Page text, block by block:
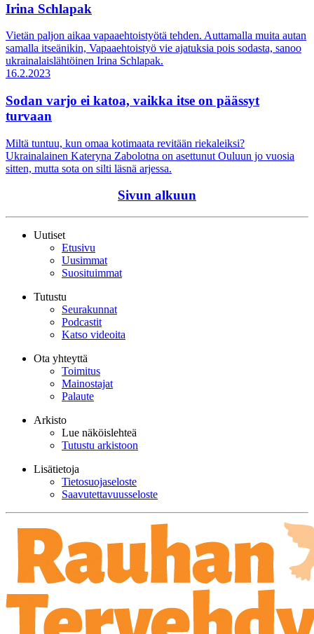
Irina Schlapak
Vietän paljon aikaa vapaaehtoistyötä tehden. Auttamalla muita autan
samalla itseänikin, Vapaaehtoistyö vie ajatuksia pois sodasta, sanoo
ukrainalaislähtöinen Irina Schlapak.
16.2.2023
Sodan varjo ei katoa, vaikka itse on päässyt
turvaan
Miltä tuntuu, kun omaa kotimaata revitään riekaleiksi?
Ukrainalainen Kateryna Zabolotna on asettunut Ouluun jo vuosia
sitten, mutta sota on silti läsnä arjessa.
Sivun alkuun
Uutiset
Etusivu
Uusimmat
Suosituimmat
Tutustu
Seurakunnat
Podcastit
Katso videoita
Ota yhteyttä
Toimitus
Mainostajat
Palaute
Arkisto
Lue näköislehteä
Tutustu arkistoon
Lisätietoja
Tietosuojaseloste
Saavutettavuusseloste